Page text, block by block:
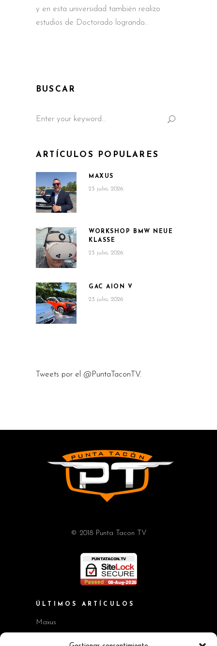
y en esta universidad también realizo
estudios de Doctorado logrando
BUSCAR
for:
ARTÍCULOS POPULARES
MAXUS
23 julio, 2026
WORKSHOP BMW NEUE
KLASSE
23 julio, 2026
GAC AION V
23 julio, 2026
Tweets por el @PuntaTaconTV.
© 2018 Punta Tacon TV
ÚLTIMOS ARTÍCULOS
Maxus
Workshop BMW Neue Klasse